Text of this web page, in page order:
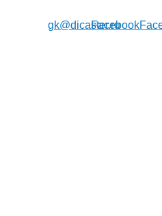
gk@dicaster.ru
Facebook